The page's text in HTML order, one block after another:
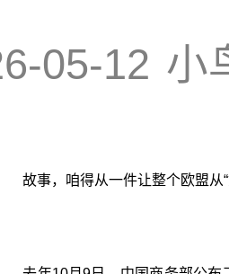
05-12 小
故事，咱得从一件让整个欧盟从“